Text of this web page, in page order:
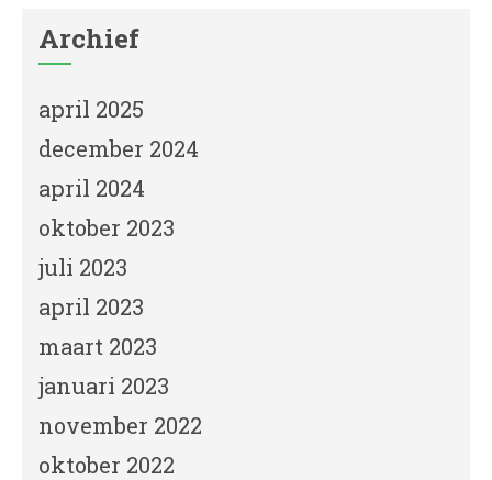
Archief
april 2025
december 2024
april 2024
oktober 2023
juli 2023
april 2023
maart 2023
januari 2023
november 2022
oktober 2022